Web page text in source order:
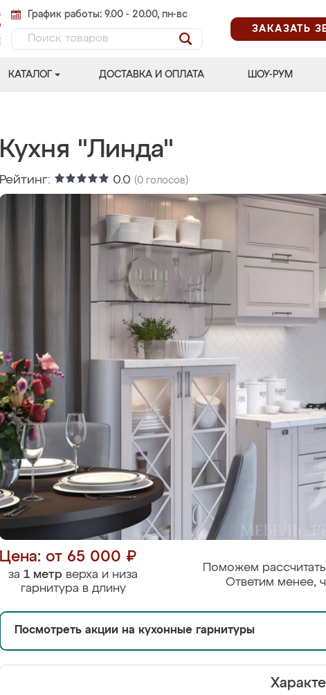
График работы: 9.00 - 20.00, пн-вс
ЗАКАЗАТЬ
КАТАЛОГ ДОСТАВКА И ОПЛАТА ШОУ-РУМ
Кухня "Линда"
Рейтинг: 0.0 (0 голосов)
Цена: от 65 000 ₽
за 1 метр верха и низа
гарнитура в длину
Поможем
Ответим менее,
Посмотреть акции на кухонные гарнитуры